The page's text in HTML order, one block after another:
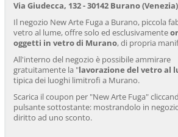
Venezia: trasferimento in
barca da/per l'aeroporto
Via Giudecca, 132 - 30142 Burano (Venezia)
Il negozio New Arte Fuga a Burano, piccola
vetro al lume, offre solo ed esclusivamente
oggetti in vetro di Murano, di propria
All'interno del negozio è possibile ammirare
gratuitamente la "lavorazione del vetro al
tipica dei luoghi limitrofi a Murano.
Scarica il coupon per "New Arte Fuga"
pulsante sottostante: mostrandolo in
diritto ad uno sconto.